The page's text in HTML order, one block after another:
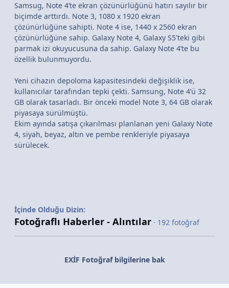
Samsug, Note 4’te ekran çözünürlüğünü hatırı sayılır bir
biçimde arttırdı. Note 3, 1080 x 1920 ekran
çözünürlüğüne sahipti. Note 4 ise, 1440 x 2560 ekran
çözünürlüğüne sahip. Galaxy Note 4, Galaxy S5'teki gibi
parmak izi okuyucusuna da sahip. Galaxy Note 4’te bu
özellik bulunmuyordu.
Yeni cihazın depoloma kapasitesindeki değişiklik ise,
kullanıcılar tarafından tepki çekti. Samsung, Note 4’ü 32
GB olarak tasarladı. Bir önceki model Note 3, 64 GB olarak
piyasaya sürülmüştü.
Ekim ayında satışa çıkarılması planlanan yeni Galaxy Note
4, siyah, beyaz, altın ve pembe renkleriyle piyasaya
sürülecek.
İçinde Olduğu Dizin:
Fotoğraflı Haberler - Alıntılar · 192 fotoğraf
EXİF Fotoğraf bilgilerine bak